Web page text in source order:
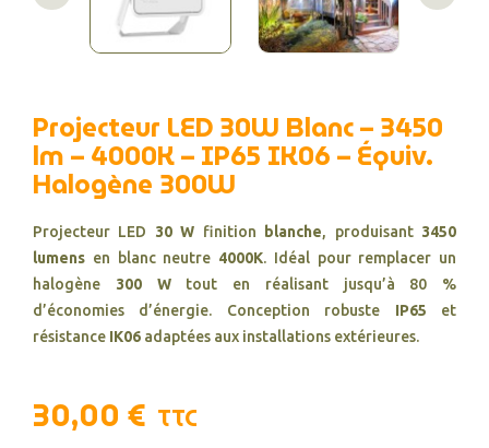
Projecteur LED 30W Blanc – 3450
lm – 4000K – IP65 IK06 – Équiv.
Halogène 300W
Projecteur LED 30 W finition blanche, produisant 3450
lumens en blanc neutre 4000K. Idéal pour remplacer un
halogène 300 Wtout en réalisant jusqu’à 80 %
d’économies d’énergie. Conception robuste IP65 et
résistance IK06 adaptées aux installations extérieures.
30,00 € TTC